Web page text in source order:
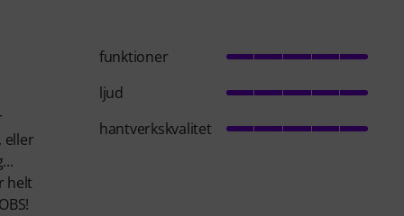
eller
helt
funktioner
ljud
hantverkskvalitet